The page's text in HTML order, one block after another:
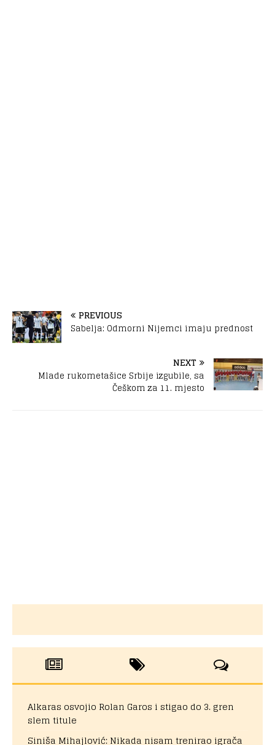
PREVIOUS
Sabelja: Odmorni Nijemci imaju prednost
NEXT
Mlade rukometašice Srbije izgubile, sa
Češkom za 11. mjesto
Alkaras osvojio Rolan Garos i stigao do 3. gren
slem titule
Siniša Mihajlović: Nikada nisam trenirao igrača